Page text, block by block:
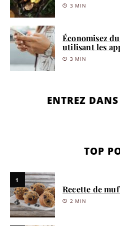
3 MIN
Économisez
utilisant les
3 MIN
ENTREZ
TOP
1
Recette de
2 MIN